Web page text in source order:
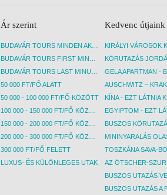
Ár szerint
50 000 FT/FŐ ALATT
50 000 - 100 000 FT/FŐ KÖZÖTT
300 000 FT/FŐ FELETT
LUXUS- ÉS KÜLÖNLEGES UTAK
Kedvenc útjaink